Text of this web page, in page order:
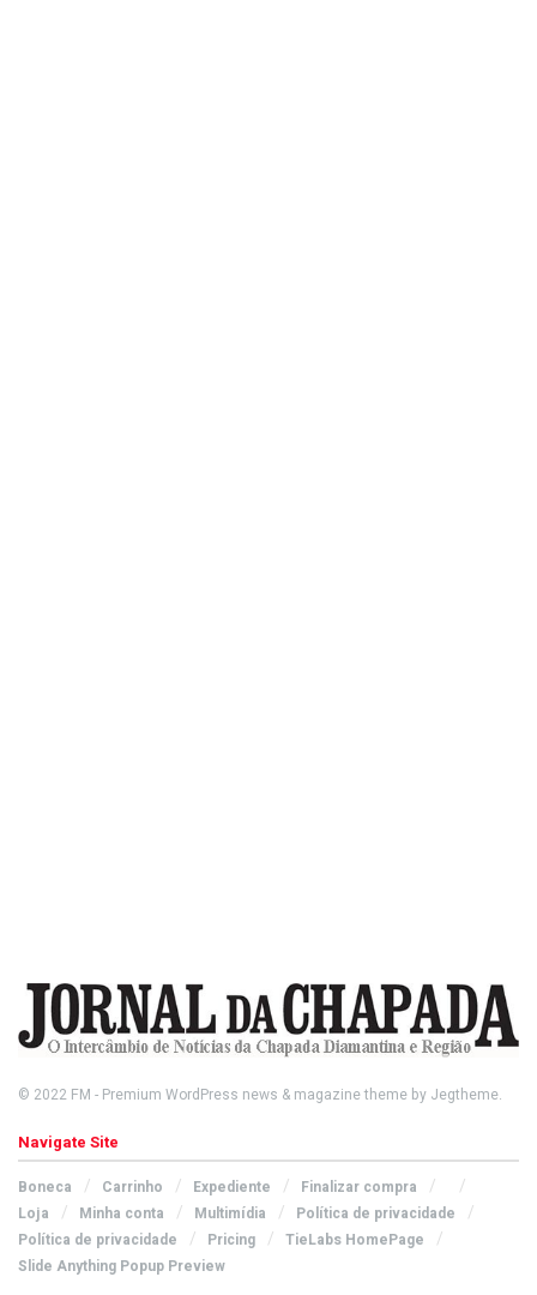
© 2022 FM - Premium WordPress news & magazine theme by Jegtheme.
Navigate Site
Boneca Carrinho Expediente
Finalizar compra
Loja
Minha conta Multimídia
Política de privacidade
Política de privacidade
Pricing
TieLabs HomePage
Slide Anything Popup Preview